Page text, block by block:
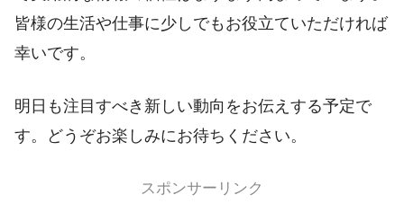
皆様の生活や仕事に少しでもお役立ていただければ
幸いです。
明日も注目すべき新しい動向をお伝えする予定で
す。どうぞお楽しみにお待ちください。
スポンサーリンク